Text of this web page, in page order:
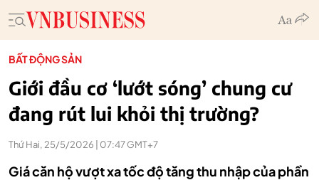
BẤT ĐỘNG SẢN
Giới đầu cơ ‘lướt sóng’ chung cư
đang rút lui khỏi thị trường?
Thứ Hai, 25/5/2026 | 07:47 GMT+7
Giá căn hộ vượt xa tốc độ tăng thu nhập của phần